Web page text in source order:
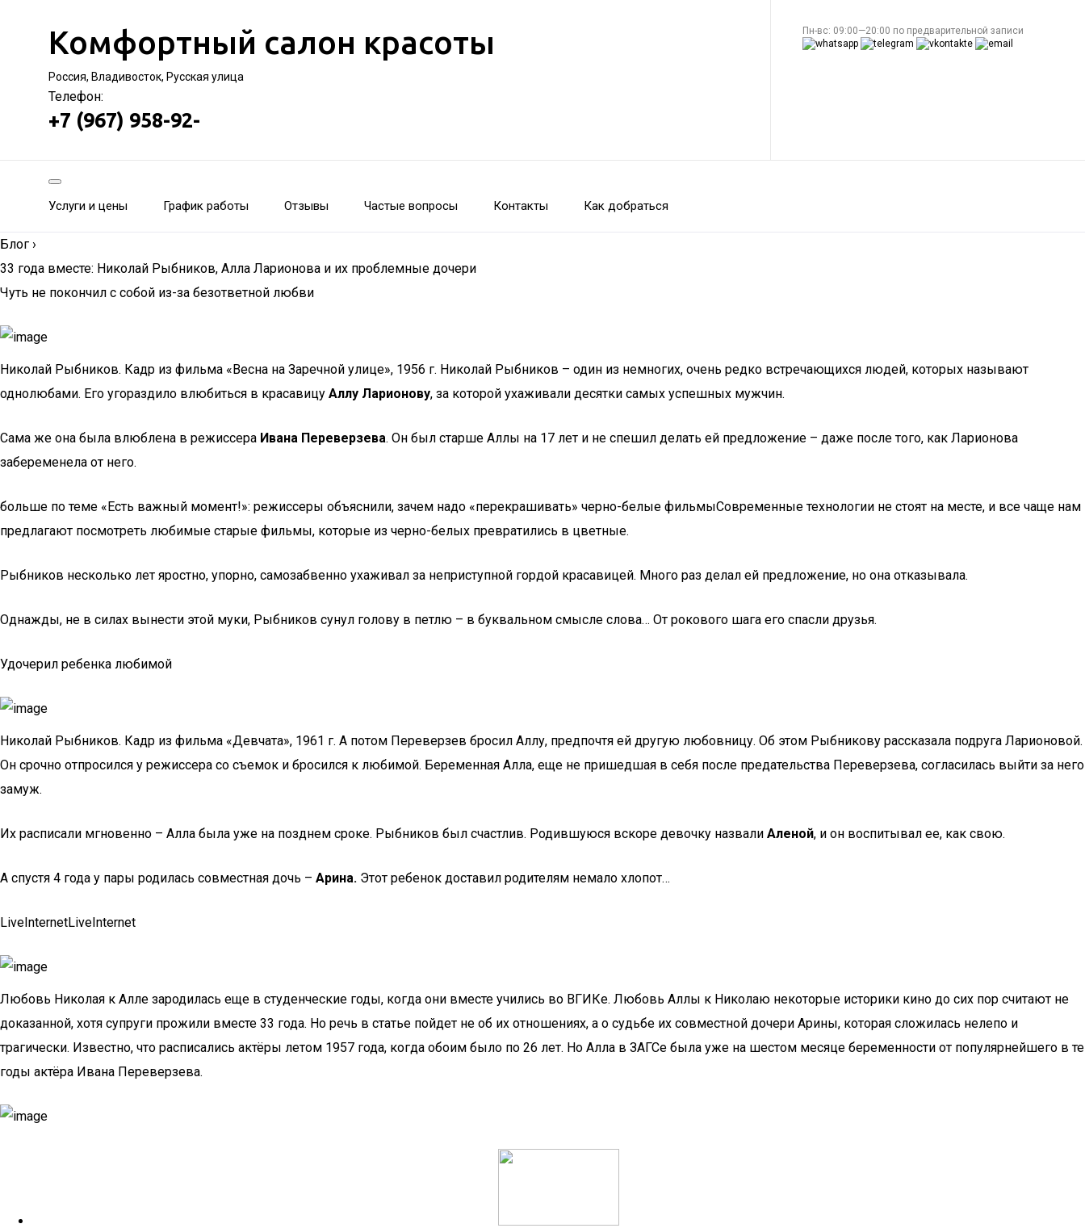
Комфортный салон красоты
Россия, Владивосток, Русская улица
Телефон:
+7 (967) 958-92-
Пн-вс: 09:00—20:00 по предварительной записи
Услуги и цены График работы Отзывы Частые вопросы Контакты Как добраться
Блог ›
33 года вместе: Николай Рыбников, Алла Ларионова и их проблемные дочери
Чуть не покончил с собой из-за безответной любви
Николай Рыбников. Кадр из фильма «Весна на Заречной улице», 1956 г. Николай Рыбников – один из немногих, очень редко встречающихся людей, которых называют
однолюбами. Его угораздило влюбиться в красавицу Аллу Ларионову, за которой ухаживали десятки самых успешных мужчин.
Сама же она была влюблена в режиссера Ивана Переверзева. Он был старше Аллы на 17 лет и не спешил делать ей предложение – даже после того, как Ларионова
забеременела от него.
больше по теме «Есть важный момент!»: режиссеры объяснили, зачем надо «перекрашивать» черно-белые фильмыСовременные технологии не стоят на месте, и все чаще нам
предлагают посмотреть любимые старые фильмы, которые из черно-белых превратились в цветные.
Рыбников несколько лет яростно, упорно, самозабвенно ухаживал за неприступной гордой красавицей. Много раз делал ей предложение, но она отказывала.
Однажды, не в силах вынести этой муки, Рыбников сунул голову в петлю – в буквальном смысле слова… От рокового шага его спасли друзья.
Удочерил ребенка любимой
Николай Рыбников. Кадр из фильма «Девчата», 1961 г. А потом Переверзев бросил Аллу, предпочтя ей другую любовницу. Об этом Рыбникову рассказала подруга Ларионовой.
Он срочно отпросился у режиссера со съемок и бросился к любимой. Беременная Алла, еще не пришедшая в себя после предательства Переверзева, согласилась выйти за него
замуж.
Их расписали мгновенно – Алла была уже на позднем сроке. Рыбников был счастлив. Родившуюся вскоре девочку назвали Аленой, и он воспитывал ее, как свою.
А спустя 4 года у пары родилась совместная дочь – Арина. Этот ребенок доставил родителям немало хлопот…
LiveInternetLiveInternet
Любовь Николая к Алле зародилась еще в студенческие годы, когда они вместе учились во ВГИКе. Любовь Аллы к Николаю некоторые историки кино до сих пор считают не
доказанной, хотя супруги прожили вместе 33 года. Но речь в статье пойдет не об их отношениях, а о судьбе их совместной дочери Арины, которая сложилась нелепо и
трагически. Известно, что расписались актёры летом 1957 года, когда обоим было по 26 лет. Но Алла в ЗАГСе была уже на шестом месяце беременности от популярнейшего в те
годы актёра Ивана Переверзева.